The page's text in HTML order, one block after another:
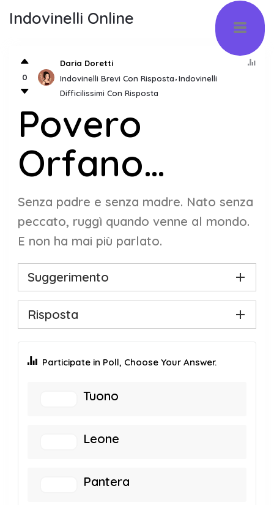
Indovinelli Online
0
Daria Doretti
Indovinelli Brevi Con Risposta Indovinelli
Difficilissimi Con Risposta
Povero
Orfano…
Senza padre e senza madre. Nato senza
peccato, ruggì quando venne al mondo.
E non ha mai più parlato.
Suggerimento
Risposta
Participate in Poll, Choose Your Answer.
Tuono
Leone
Pantera